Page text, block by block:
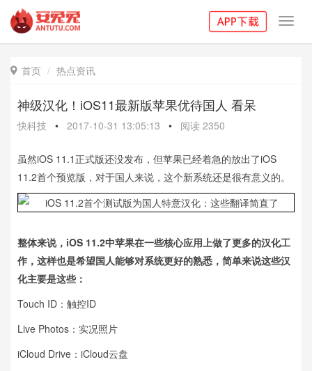
 首页 热点资讯
神级汉化！iOS11最新版苹果优待国人 看呆
快科技 • 2017-10-31 13:05:13 • 阅读 2350
虽然iOS 11.1正式版还没发布，但苹果已经着急的放出了iOS
11.2首个预览版，对于国人来说，这个新系统还是很有意义的。
整体来说，iOS 11.2中苹果在一些核心应用上做了更多的汉化工
作，这样也是希望国人能够对系统更好的熟悉，简单来说这些汉
化主要是这些：
Touch ID：触控ID
Live Photos：实况照片
iCloud Drive：iCloud云盘